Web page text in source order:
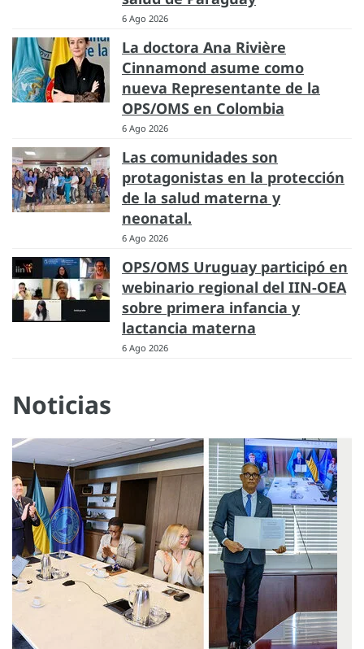
6 Ago 2026
La doctora Ana Rivière
Cinnamond asume como
nueva Representante de la
OPS/OMS en Colombia
6 Ago 2026
Las comunidades son
protagonistas en la protección
de la salud materna y
neonatal.
6 Ago 2026
OPS/OMS Uruguay participó en
webinario regional del IIN-OEA
sobre primera infancia y
lactancia materna
6 Ago 2026
Noticias